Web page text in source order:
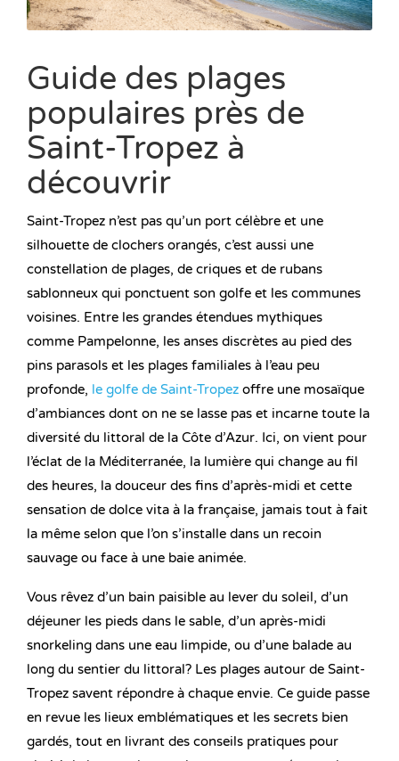
Guide des plages
populaires près de
Saint-Tropez à
découvrir
Saint-Tropez n’est pas qu’un port célèbre et une
silhouette de clochers orangés, c’est aussi une
constellation de plages, de criques et de rubans
sablonneux qui ponctuent son golfe et les communes
voisines. Entre les grandes étendues mythiques
comme Pampelonne, les anses discrètes au pied des
pins parasols et les plages familiales à l’eau peu
profonde, le golfe de Saint-Tropez offre une mosaïque
d’ambiances dont on ne se lasse pas et incarne toute la
diversité du littoral de la Côte d’Azur. Ici, on vient pour
l’éclat de la Méditerranée, la lumière qui change au fil
des heures, la douceur des fins d’après-midi et cette
sensation de dolce vita à la française, jamais tout à fait
la même selon que l’on s’installe dans un recoin
sauvage ou face à une baie animée.
Vous rêvez d’un bain paisible au lever du soleil, d’un
déjeuner les pieds dans le sable, d’un après-midi
snorkeling dans une eau limpide, ou d’une balade au
long du sentier du littoral? Les plages autour de Saint-
Tropez savent répondre à chaque envie. Ce guide passe
en revue les lieux emblématiques et les secrets bien
gardés, tout en livrant des conseils pratiques pour